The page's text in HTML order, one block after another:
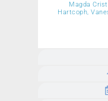
Magda
Hartcoph,